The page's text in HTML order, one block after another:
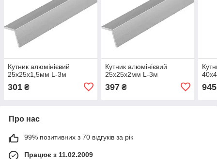
Кутник алюмінієвий
25х25х1,5мм L-3м
301 ₴
Кутник алюмінієвий
25х25х2мм L-3м
397₴ 945
Про нас
99% позитивних з 70 відгуків за рік
Працює з 11.02.2009